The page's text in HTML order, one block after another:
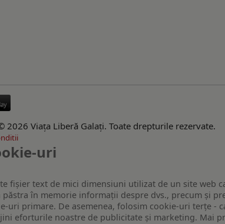
2026 Viaţa Liberă Galaţi. Toate drepturile rezervate.
uri
fişier text de mici dimensiuni utilizat de un site web
păstra în memorie informații despre dvs., precum și
uri primare. De asemenea, folosim cookie-uri terțe
eforturile noastre de publicitate și marketing. Mai